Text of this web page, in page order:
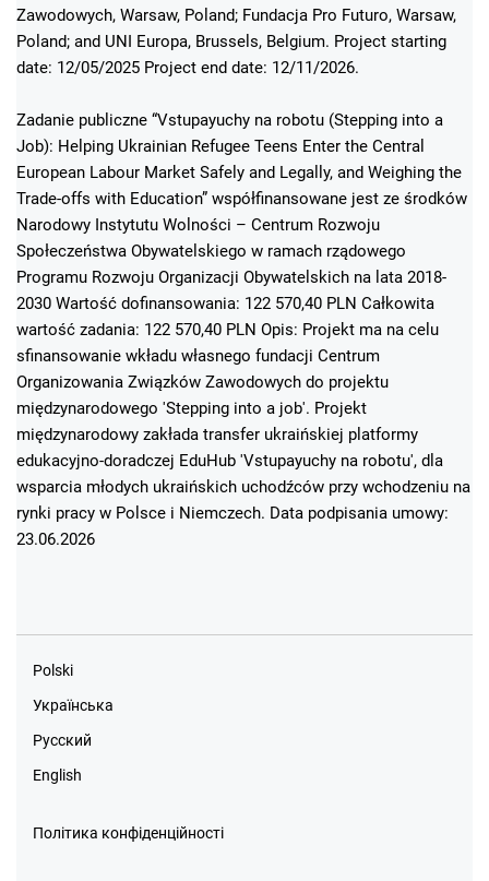
Zawodowych, Warsaw, Poland; Fundacja Pro Futuro, Warsaw,
Poland; and UNI Europa, Brussels, Belgium. Project starting
date: 12/05/2025 Project end date: 12/11/2026.
Zadanie publiczne “Vstupayuchy na robotu (Stepping into a
Job): Helping Ukrainian Refugee Teens Enter the Central
European Labour Market Safely and Legally, and Weighing the
Trade-offs with Education” współfinansowane jest ze środków
Narodowy Instytutu Wolności – Centrum Rozwoju
Społeczeństwa Obywatelskiego w ramach rządowego
Programu Rozwoju Organizacji Obywatelskich na lata 2018-
2030 Wartość dofinansowania: 122 570,40 PLN Całkowita
wartość zadania: 122 570,40 PLN Opis: Projekt ma na celu
sfinansowanie wkładu własnego fundacji Centrum
Organizowania Związków Zawodowych do projektu
międzynarodowego 'Stepping into a job'. Projekt
międzynarodowy zakłada transfer ukraińskiej platformy
edukacyjno-doradczej EduHub 'Vstupayuchy na robotu', dla
wsparcia młodych ukraińskich uchodźców przy wchodzeniu na
rynki pracy w Polsce i Niemczech. Data podpisania umowy:
23.06.2026
Polski
Українська
Русский
English
Політика конфіденційності